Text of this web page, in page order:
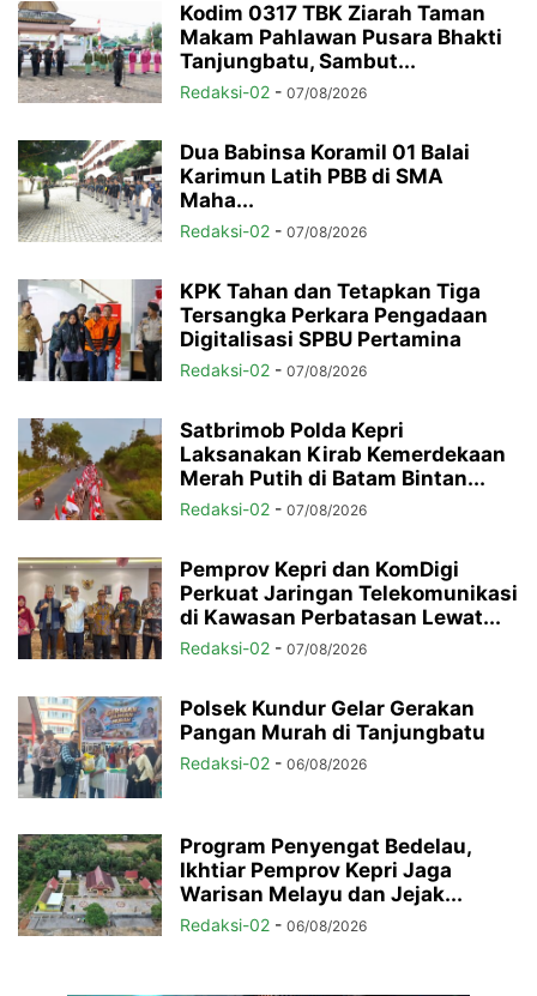
Kodim 0317 TBK Ziarah Taman
Makam Pahlawan Pusara Bhakti
Tanjungbatu, Sambut...
Redaksi-02 - 07/08/2026
Dua Babinsa Koramil 01 Balai
Karimun Latih PBB di SMA
Maha...
Redaksi-02 - 07/08/2026
KPK Tahan dan Tetapkan Tiga
Tersangka Perkara Pengadaan
Digitalisasi SPBU Pertamina
Redaksi-02 - 07/08/2026
Satbrimob Polda Kepri
Laksanakan Kirab Kemerdekaan
Merah Putih di Batam Bintan...
Redaksi-02 - 07/08/2026
Pemprov Kepri dan KomDigi
Perkuat Jaringan Telekomunikasi
di Kawasan Perbatasan Lewat...
Redaksi-02 - 07/08/2026
Polsek Kundur Gelar Gerakan
Pangan Murah di Tanjungbatu
Redaksi-02 - 06/08/2026
Program Penyengat Bedelau,
Ikhtiar Pemprov Kepri Jaga
Warisan Melayu dan Jejak...
Redaksi-02 - 06/08/2026